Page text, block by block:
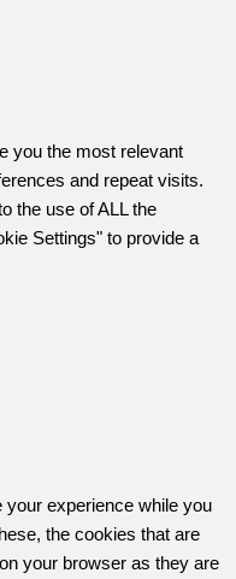
you the most relevant
and repeat visits.
the use of ALL the
Settings" to provide a
experience while you
the cookies that are
your browser as they are